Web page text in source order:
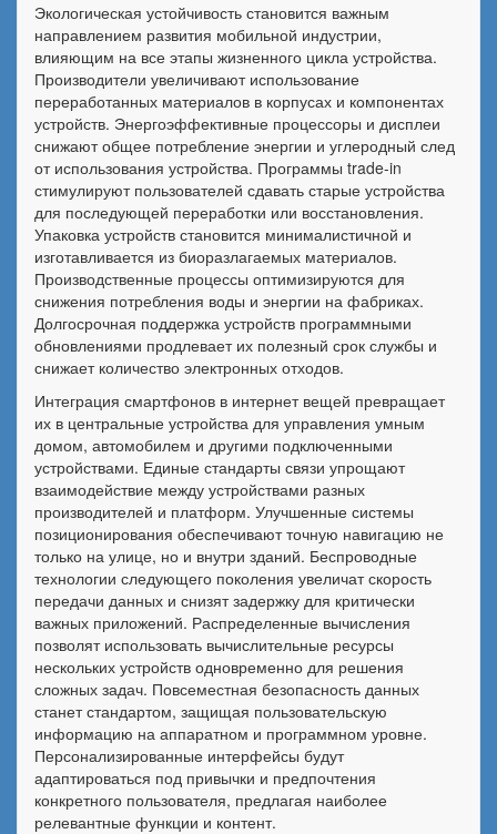
Экологическая устойчивость становится важным
направлением развития мобильной индустрии,
влияющим на все этапы жизненного цикла устройства.
Производители увеличивают использование
переработанных материалов в корпусах и компонентах
устройств. Энергоэффективные процессоры и дисплеи
снижают общее потребление энергии и углеродный след
от использования устройства. Программы trade-in
стимулируют пользователей сдавать старые устройства
для последующей переработки или восстановления.
Упаковка устройств становится минималистичной и
изготавливается из биоразлагаемых материалов.
Производственные процессы оптимизируются для
снижения потребления воды и энергии на фабриках.
Долгосрочная поддержка устройств программными
обновлениями продлевает их полезный срок службы и
снижает количество электронных отходов.
Интеграция смартфонов в интернет вещей превращает
их в центральные устройства для управления умным
домом, автомобилем и другими подключенными
устройствами. Единые стандарты связи упрощают
взаимодействие между устройствами разных
производителей и платформ. Улучшенные системы
позиционирования обеспечивают точную навигацию не
только на улице, но и внутри зданий. Беспроводные
технологии следующего поколения увеличат скорость
передачи данных и снизят задержку для критически
важных приложений. Распределенные вычисления
позволят использовать вычислительные ресурсы
нескольких устройств одновременно для решения
сложных задач. Повсеместная безопасность данных
станет стандартом, защищая пользовательскую
информацию на аппаратном и программном уровне.
Персонализированные интерфейсы будут
адаптироваться под привычки и предпочтения
конкретного пользователя, предлагая наиболее
релевантные функции и контент.